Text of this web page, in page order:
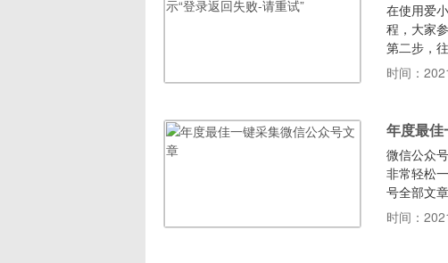
在使用爱
程，大家
第二步，
时间：
年度最
微信公众
非常轻松
号全部文
官方，图
支持下载
时间：